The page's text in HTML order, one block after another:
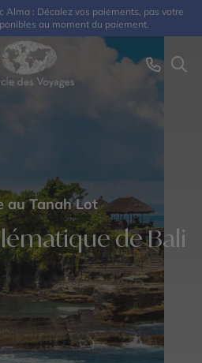
Alma : Décalez vos paiements, pas votre
au moment du paiement.
au Tanah Lot
de Bali